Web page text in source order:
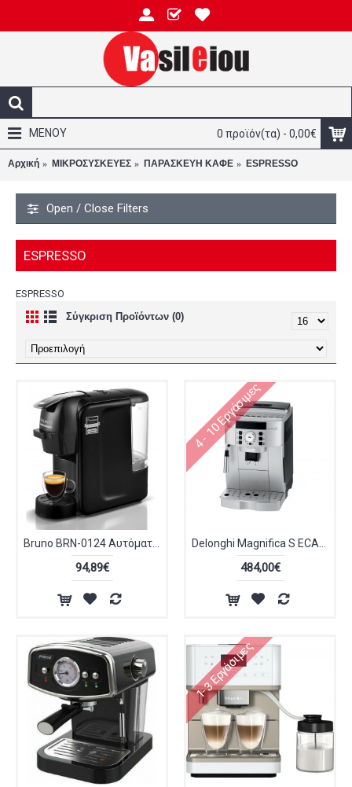
0 προϊόν(τα) - 0,00€
ΜΕΝΟΥ
Αρχική ΜΙΚΡΟΣΥΣΚΕΥΕΣ ΠΑΡΑΣΚΕΥΗ ΚΑΦΕ ESPRESSO
Open / Close Filters
ESPRESSO
ESPRESSO
Σύγκριση Προϊόντων (0)
94,89€
4 - 10 Εργάσιμες
484,00€
1-3 Εργάσιμες